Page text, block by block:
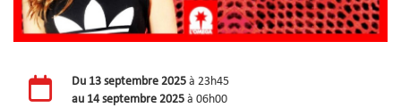
Du 13 septembre 2025 à 23h45
au 14 septembre 2025 à 06h00